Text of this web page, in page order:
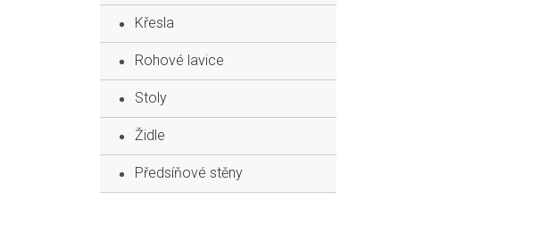
Křesla
Rohové lavice
Stoly
Židle
Předsíňové stěny